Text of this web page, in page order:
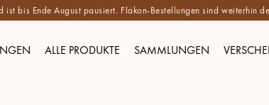
ist bis Ende August pausiert. Flakon-Bestellungen sind weiterhin
ALLE PRODUKTE SAMMLUNGEN